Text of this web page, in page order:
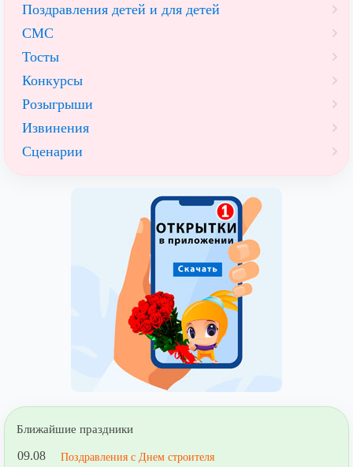
Поздравления детей и для детей
СМС
Тосты
Конкурсы
Розыгрыши
Извинения
Сценарии
Ближайшие праздники
09.08
Поздравления с Днем строителя